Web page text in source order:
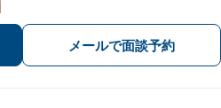
メールで面談予約